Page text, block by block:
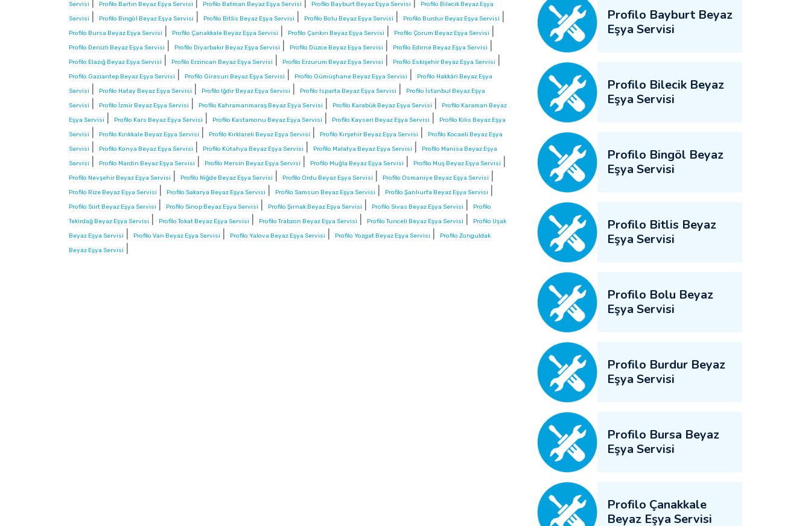
Servisi
Profilo Bartın Beyaz Eşya Servisi Profilo Batman Beyaz Eşya Servisi Profilo Bayburt Beyaz Eşya Servisi
Profilo Bilecik Beyaz Eşya
Servisi
Profilo Bingöl Beyaz Eşya Servisi Profilo Bitlis Beyaz Eşya Servisi Profilo Bolu Beyaz Eşya Servisi Profilo Burdur Beyaz Eşya Servisi
Profilo Bursa Beyaz Eşya Servisi Profilo Çanakkale Beyaz Eşya Servisi Profilo Çankırı Beyaz Eşya Servisi Profilo Çorum Beyaz Eşya Servisi
Profilo Denizli Beyaz Eşya Servisi Profilo Diyarbakır Beyaz Eşya Servisi Profilo Düzce Beyaz Eşya Servisi Profilo Edirne Beyaz Eşya Servisi
Profilo Elazığ Beyaz Eşya Servisi Profilo Erzincan Beyaz Eşya Servisi Profilo Erzurum Beyaz Eşya Servisi Profilo Eskişehir Beyaz Eşya Servisi
Profilo Gaziantep Beyaz Eşya Servisi Profilo Giresun Beyaz Eşya Servisi Profilo Gümüşhane Beyaz Eşya Servisi
Profilo Hakkâri Beyaz Eşya
Servisi
Profilo Hatay Beyaz Eşya Servisi Profilo Iğdır Beyaz Eşya Servisi Profilo Isparta Beyaz Eşya Servisi
Profilo İstanbul Beyaz Eşya
Servisi
Profilo İzmir Beyaz Eşya Servisi Profilo Kahramanmaraş Beyaz Eşya Servisi Profilo Karabük Beyaz Eşya Servisi
Profilo Karaman Beyaz
Eşya Servisi
Profilo Kars Beyaz Eşya Servisi Profilo Kastamonu Beyaz Eşya Servisi Profilo Kayseri Beyaz Eşya Servisi
Profilo Kilis Beyaz Eşya
Servisi
Profilo Kırıkkale Beyaz Eşya Servisi Profilo Kırklareli Beyaz Eşya Servisi Profilo Kırşehir Beyaz Eşya Servisi
Profilo Kocaeli Beyaz Eşya
Servisi
Profilo Konya Beyaz Eşya Servisi Profilo Kütahya Beyaz Eşya Servisi Profilo Malatya Beyaz Eşya Servisi
Profilo Manisa Beyaz Eşya
Servisi
Profilo Mardin Beyaz Eşya Servisi Profilo Mersin Beyaz Eşya Servisi Profilo Muğla Beyaz Eşya Servisi Profilo Muş Beyaz Eşya Servisi
Profilo Nevşehir Beyaz Eşya Servisi Profilo Niğde Beyaz Eşya Servisi Profilo Ordu Beyaz Eşya Servisi Profilo Osmaniye Beyaz Eşya Servisi
Profilo Rize Beyaz Eşya Servisi Profilo Sakarya Beyaz Eşya Servisi Profilo Samsun Beyaz Eşya Servisi Profilo Şanlıurfa Beyaz Eşya Servisi
Profilo Siirt Beyaz Eşya Servisi Profilo Sinop Beyaz Eşya Servisi Profilo Şırnak Beyaz Eşya Servisi Profilo Sivas Beyaz Eşya Servisi
Profilo
Tekirdağ Beyaz Eşya Servisi
Profilo Tokat Beyaz Eşya Servisi Profilo Trabzon Beyaz Eşya Servisi Profilo Tunceli Beyaz Eşya Servisi
Profilo Uşak
Beyaz Eşya Servisi
Profilo Van Beyaz Eşya Servisi Profilo Yalova Beyaz Eşya Servisi Profilo Yozgat Beyaz Eşya Servisi
Profilo Zonguldak
Beyaz Eşya Servisi
Profilo Bayburt Beyaz
Eşya Servisi
Profilo Bilecik Beyaz
Eşya Servisi
Profilo Bingöl Beyaz
Eşya Servisi
Profilo Bitlis Beyaz
Eşya Servisi
Profilo Bolu Beyaz
Eşya Servisi
Profilo Burdur Beyaz
Eşya Servisi
Profilo Bursa Beyaz
Eşya Servisi
Profilo Çanakkale
Beyaz Eşya Servisi